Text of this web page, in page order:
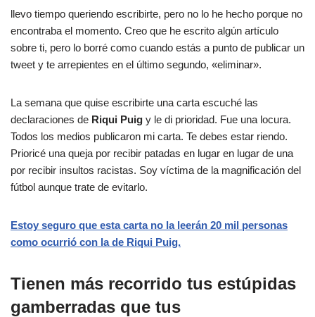
llevo tiempo queriendo escribirte, pero no lo he hecho porque no
encontraba el momento. Creo que he escrito algún artículo
sobre ti, pero lo borré como cuando estás a punto de publicar un
tweet y te arrepientes en el último segundo, «eliminar».
La semana que quise escribirte una carta escuché las
declaraciones de Riqui Puig y le di prioridad. Fue una locura.
Todos los medios publicaron mi carta. Te debes estar riendo.
Prioricé una queja por recibir patadas en lugar en lugar de una
por recibir insultos racistas. Soy víctima de la magnificación del
fútbol aunque trate de evitarlo.
Estoy seguro que esta carta no la leerán 20 mil personas
como ocurrió con la de Riqui Puig.
Tienen más recorrido tus estúpidas
gamberradas que tus